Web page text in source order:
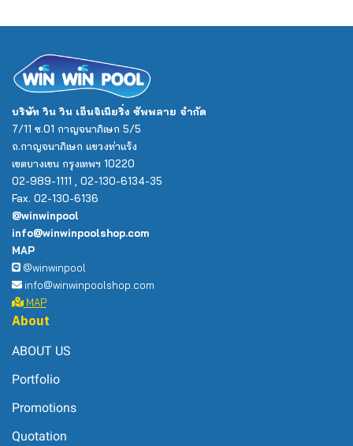
บริษัท วิน วิน เอ็นจิเนียริ่ง ซัพพลาย จำกัด
7/11 ซ.01 กาญจนาภิเษก 5/5
ถ.กาญจนาภิเษก แขวงท่าแร้ง
เขตบางเขน กรุงเทพฯ 10220
02-989-1111 , 02-130-6134-35
Fax. 02-130-6136
@winwinpool
info@winwinpoolshop.com
MAP
@winwinpool
info@winwinpoolshop.com
MAP
About
ABOUT US
Portfolio
Promotions
Quotation